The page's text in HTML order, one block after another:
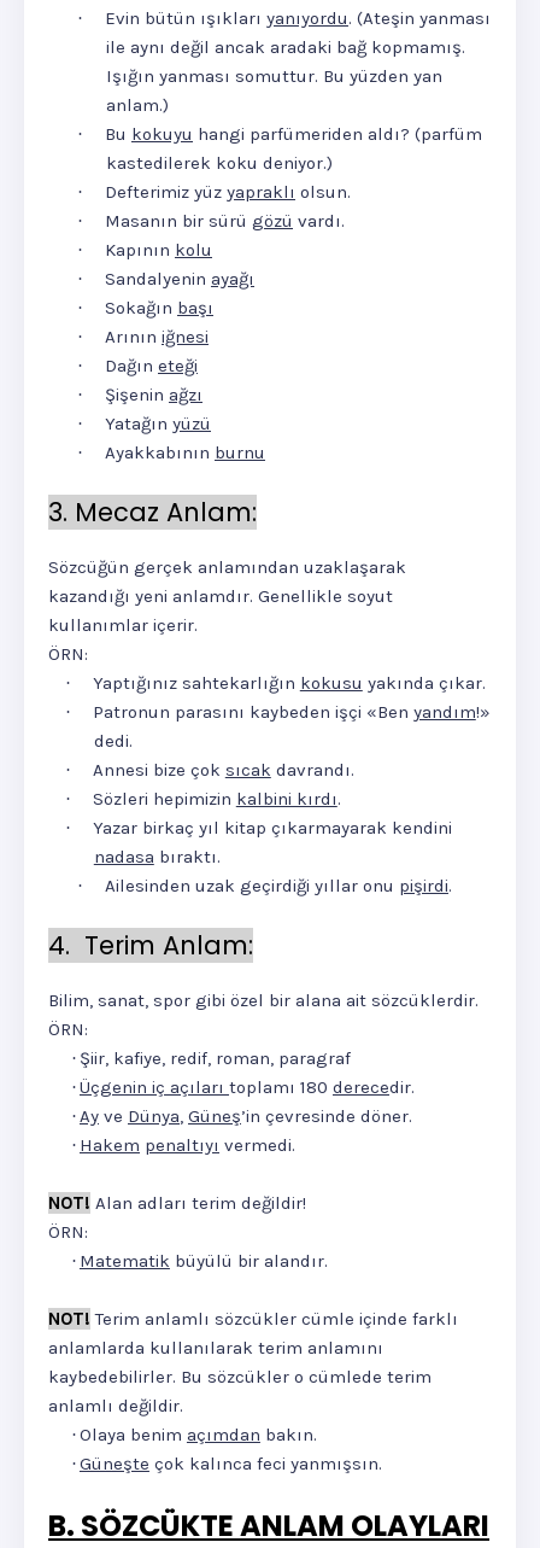
· Evin bütün ışıkları yanıyordu. (Ateşin yanması
ile aynı değil ancak aradaki bağ kopmamış.
Işığın yanması somuttur. Bu yüzden yan
anlam.)
· Bu kokuyu hangi parfümeriden aldı? (parfüm
kastedilerek koku deniyor.)
· Defterimiz yüz yapraklı olsun.
· Masanın bir sürü gözü vardı.
· Kapının kolu
· Sandalyenin ayağı
· Sokağın başı
· Arının iğnesi
· Dağın eteği
· Şişenin ağzı
· Yatağın yüzü
· Ayakkabının burnu
3. Mecaz Anlam:
Sözcüğün gerçek anlamından uzaklaşarak
kazandığı yeni anlamdır. Genellikle soyut
kullanımlar içerir.
ÖRN:
· Yaptığınız sahtekarlığın kokusu yakında çıkar.
· Patronun parasını kaybeden işçi «Ben yandım!»
dedi.
· Annesi bize çok sıcak davrandı.
· Sözleri hepimizin kalbini kırdı.
·
Yazar birkaç yıl kitap çıkarmayarak kendini
nadasa bıraktı.
· Ailesinden uzak geçirdiği yıllar onu pişirdi.
4. Terim Anlam:
Bilim, sanat, spor gibi özel bir alana ait sözcüklerdir.
ÖRN:
· Şiir, kafiye, redif, roman, paragraf
·Üçgenin iç açıları toplamı 180 derecedir.
·Ay ve Dünya, Güneş’in çevresinde döner.
· Hakem penaltıyı vermedi.
NOT! Alan adları terim değildir!
ÖRN:
· Matematik büyülü bir alandır.
NOT! Terim anlamlı sözcükler cümle içinde farklı
anlamlarda kullanılarak terim anlamını
kaybedebilirler. Bu sözcükler o cümlede terim
anlamlı değildir.
·Olaya benim açımdan bakın.
·Güneşte çok kalınca feci yanmışsın.
B. SÖZCÜKTE ANLAM OLAYLARI